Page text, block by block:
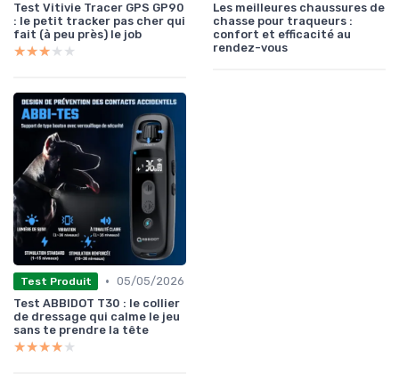
Test Vitivie Tracer GPS GP90
: le petit tracker pas cher qui
fait (à peu près) le job
★★★★★
★★★★★
Les meilleures chaussures de
chasse pour traqueurs :
confort et efficacité au
rendez-vous
Test Produit • 05/05/2026
Test ABBIDOT T30 : le collier
de dressage qui calme le jeu
sans te prendre la tête
★★★★★
★★★★★